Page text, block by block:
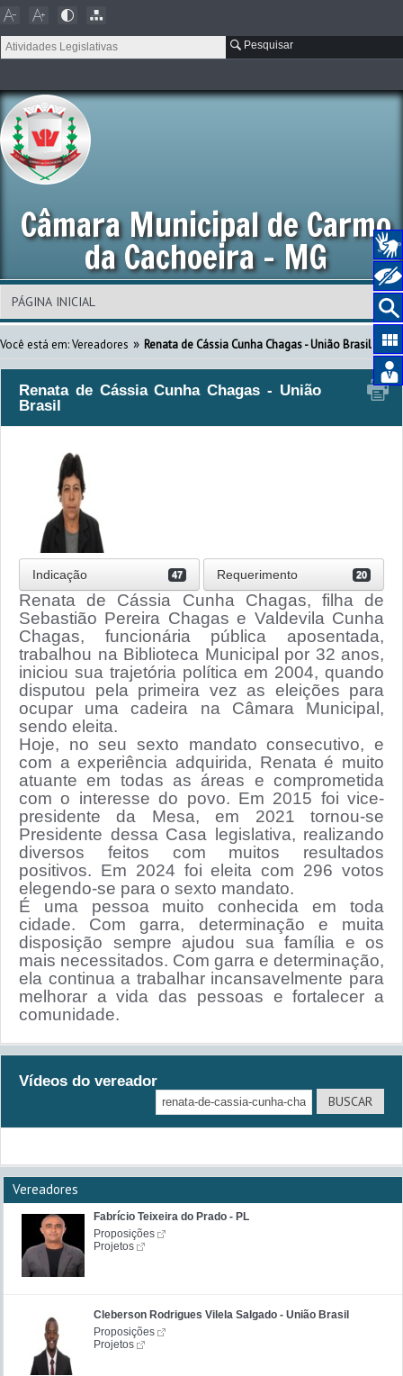
Pesquisar
Câmara Municipal de Carmo
da Cachoeira - MG
Você está em: Vereadores » Renata de Cássia Cunha Chagas - União Brasil
Renata de Cássia Cunha Chagas - União
Brasil
Indicação 47 Requerimento 20
Renata de Cássia Cunha Chagas, filha de
Sebastião Pereira Chagas e Valdevila Cunha
Chagas, funcionária pública aposentada,
trabalhou na Biblioteca Municipal por 32 anos,
iniciou sua trajetória política em 2004, quando
disputou pela primeira vez as eleições para
ocupar uma cadeira na Câmara Municipal,
sendo eleita.
Hoje, no seu sexto mandato consecutivo, e
com a experiência adquirida, Renata é muito
atuante em todas as áreas e comprometida
com o interesse do povo. Em 2015 foi vice-
presidente da Mesa, em 2021 tornou-se
Presidente dessa Casa legislativa, realizando
diversos feitos com muitos resultados
positivos. Em 2024 foi eleita com 296 votos
elegendo-se para o sexto mandato.
É uma pessoa muito conhecida em toda
cidade. Com garra, determinação e muita
disposição sempre ajudou sua família e os
mais necessitados. Com garra e determinação,
ela continua a trabalhar incansavelmente para
melhorar a vida das pessoas e fortalecer a
comunidade.
Vídeos do vereador
Vereadores
Fabrício Teixeira do Prado - PL
Proposições
Projetos
Cleberson Rodrigues Vilela Salgado - União Brasil
Proposições
Projetos